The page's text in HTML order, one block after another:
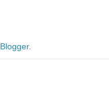
Blogger.